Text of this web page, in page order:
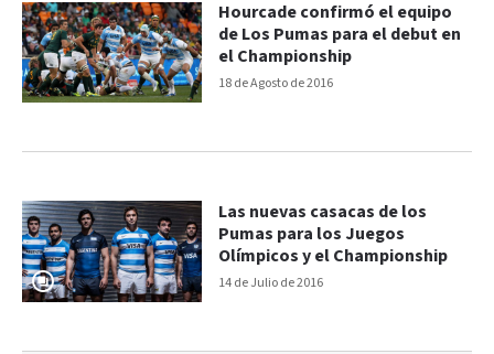
18 de Agosto de 2016
Hourcade confirmó el equipo
de Los Pumas para el debut en
el Championship
14 de Julio de 2016
Las nuevas casacas de los
Pumas para los Juegos
Olímpicos y el Championship